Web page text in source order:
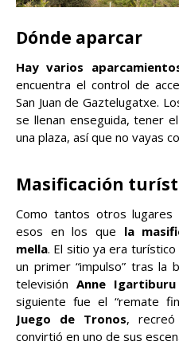
Dónde aparcar
Hay varios
encuentra el control de
San Juan de Gaztelugatxe.
se llenan enseguida, tener
una plaza, así que no vayas
Masificación
Como tantos otros
esos en los que la
mella. El sitio ya era
un primer “impulso” tras la
televisión Anne Igartiburu
siguiente fue el “remate
Juego de Tronos,
convirtió en uno de sus